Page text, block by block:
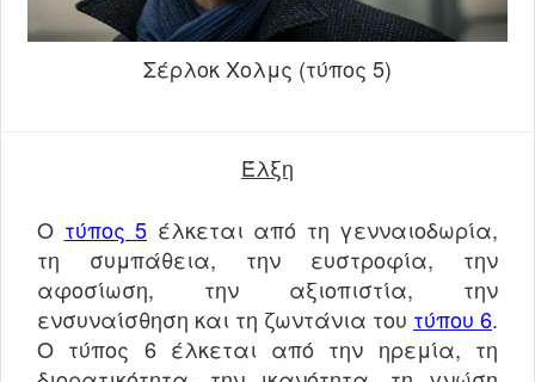
Σέρλοκ Χολμς (τύπος 5)
Έλξη
Ο τύπος 5 έλκεται από τη γενναιοδωρία,
τη συμπάθεια, την ευστροφία, την
αφοσίωση, την αξιοπιστία, την
ενσυναίσθηση και τη ζωντάνια του τύπου 6.
Ο τύπος 6 έλκεται από την ηρεμία, τη